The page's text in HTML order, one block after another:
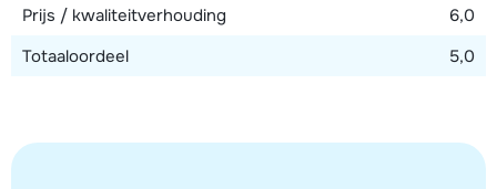
Prijs / kwaliteitverhouding
6,0
Totaaloordeel
5,0